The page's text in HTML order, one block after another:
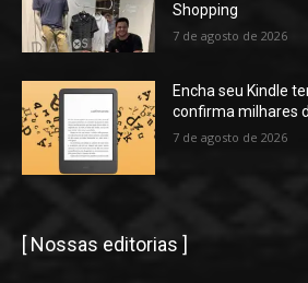
Shopping
7 de agosto de 2026
Encha seu Kindle
confirma milhares
7 de agosto de 2026
[ Nossas editorias ]